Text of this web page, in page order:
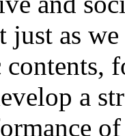
as
a